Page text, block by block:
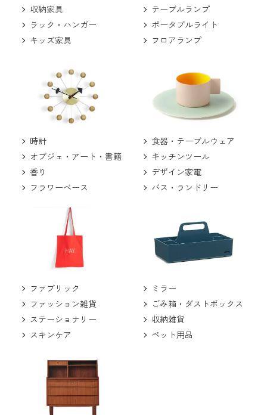
収納家具
ラック・ハンガー
キッズ家具
テーブルランプ
ポータブルライト
フロアランプ
時計
オブジェ・アート・書籍
香り
フラワーベース
食器・テーブルウェア
キッチンツール
デザイン家電
バス・ランドリー
ファブリック
ファッション雑貨
ステーショナリー
スキンケア
ミラー
ごみ箱・ダストボックス
収納雑貨
ペット用品